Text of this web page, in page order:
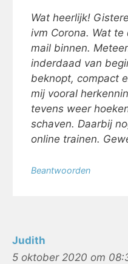
Wat heerlijk!
ivm Corona. Wat
mail binnen.
inderdaad van
beknopt, compact
mij vooral
tevens weer
schaven. Daarbij
online trainen.
Beantwoorden
Judith
5 oktober 2020 om